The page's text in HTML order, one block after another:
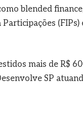
blended
mais de R$
SP